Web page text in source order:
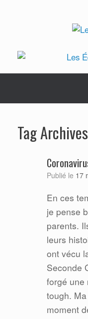
Tag
Publié le 17
En ces
je pense
parents.
leurs
ont vécu
Seconde
forgé une
tough.
moment